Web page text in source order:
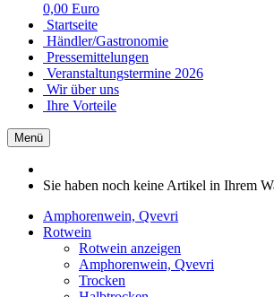
0,00 Euro
Startseite
Händler/Gastronomie
Pressemittelungen
Veranstaltungstermine 2026
Wir über uns
Ihre Vorteile
Menü
Sie haben noch keine Artikel in Ihrem
Amphorenwein, Qvevri
Rotwein
Rotwein anzeigen
Amphorenwein, Qvevri
Trocken